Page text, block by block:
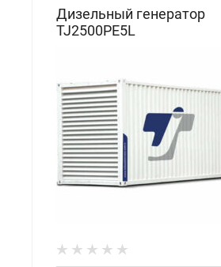
Дизельный генератор
TJ2500PE5L